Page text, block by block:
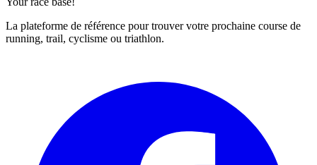
La plateforme de référence pour trouver votre prochaine course de
running, trail, cyclisme ou triathlon.